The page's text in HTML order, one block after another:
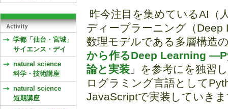
昨今注目を集めているAI（
ディープラーニング（Deep
数理モデルである多層構造
から作るDeep Learning
論と実装 」を参考にを独習
ログラミング言語として
JavaScriptで実装していき
学都「仙台・宮城」
サイエンス・デイ
natural science
科学・技術講座
natural science
短期講座